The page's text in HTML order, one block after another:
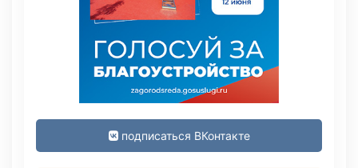
подписаться ВКонтакте